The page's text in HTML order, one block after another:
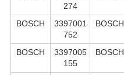
274
BOSCH
3397001
752
BOSCH
BOSCH
3397005
155
BOSCH